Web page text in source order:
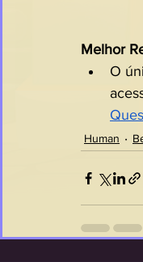
Melhor
O
Human